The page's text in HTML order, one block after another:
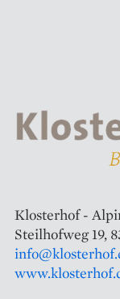
Klosterhof -
Steilhofweg 19,